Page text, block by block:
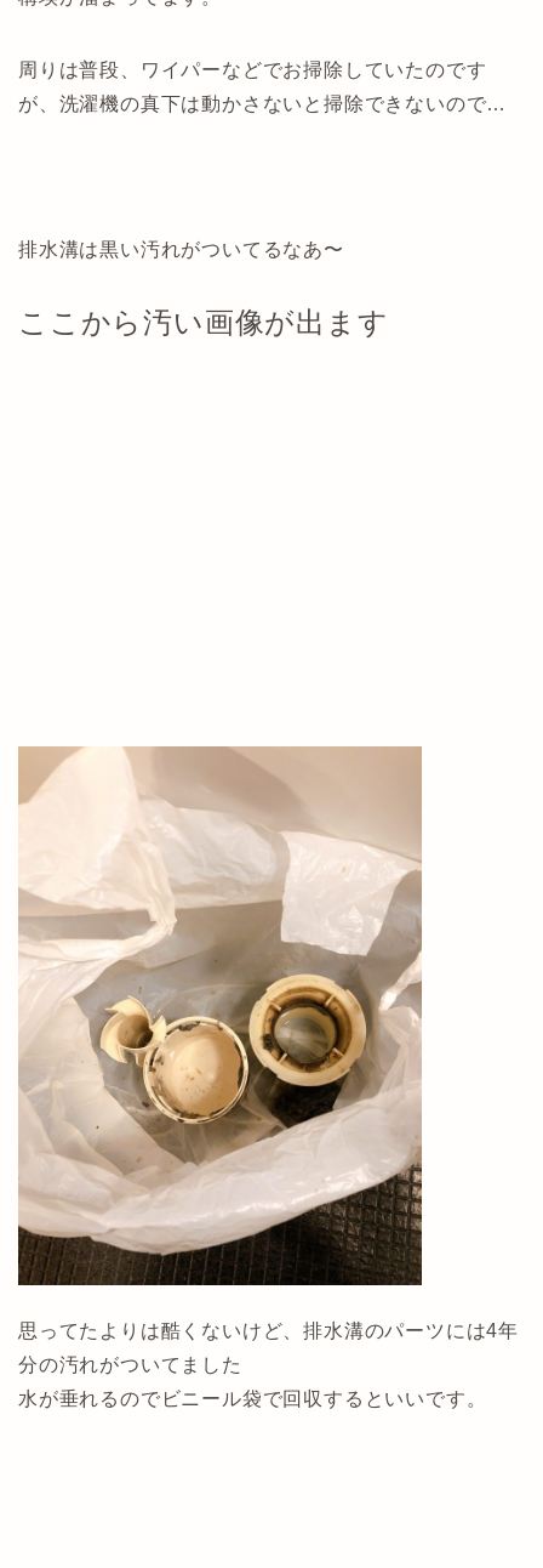
周りは普段、ワイパーなどでお掃除していたのです
が、洗濯機の真下は動かさないと掃除できないので…
排水溝は黒い汚れがついてるなあ〜
ここから汚い画像が出ます
思ってたよりは酷くないけど、排水溝のパーツには4年
分の汚れがついてました
水が垂れるのでビニール袋で回収するといいです。